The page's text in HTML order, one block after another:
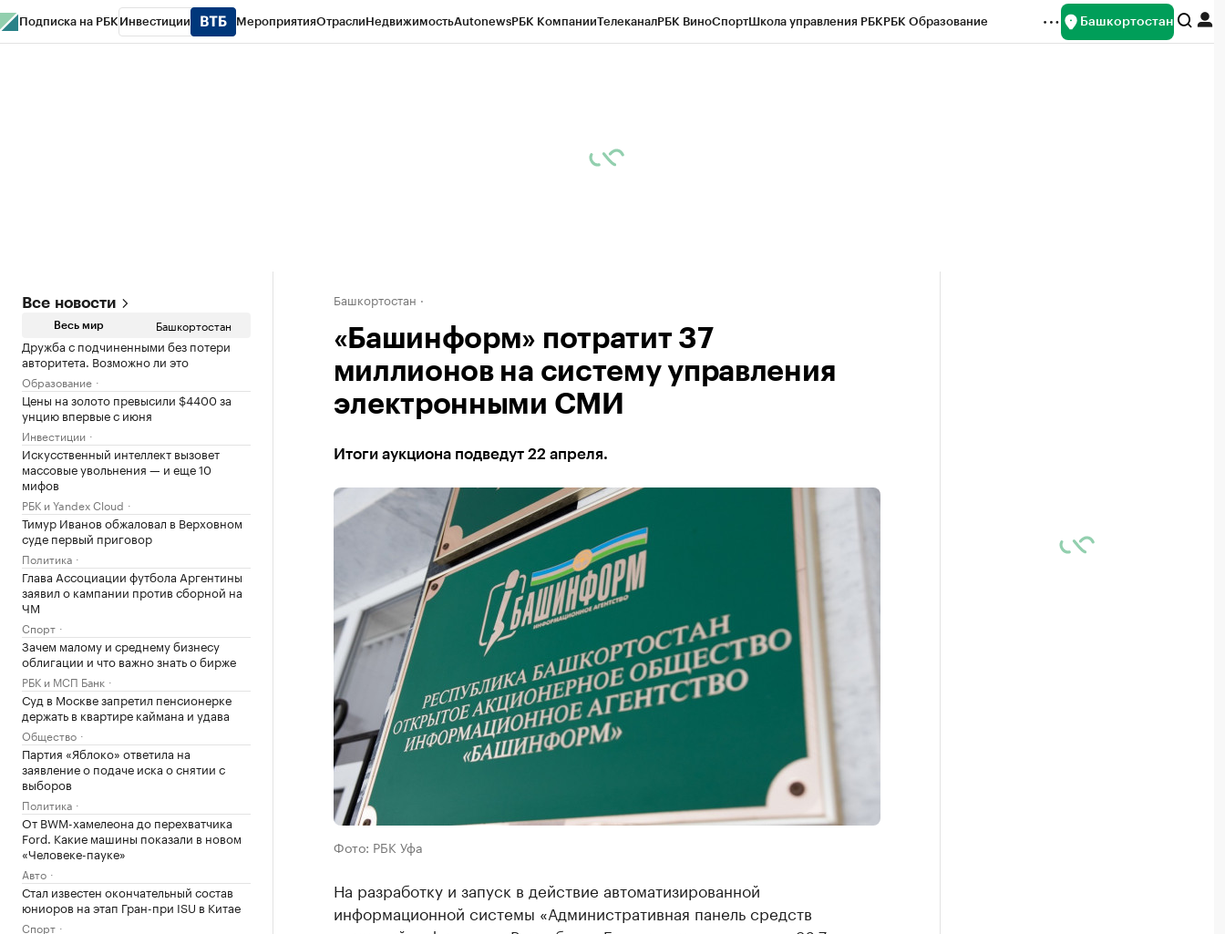
Подписка на РБК Инвестиции МероприятияОтраслиНедвижимостьAutonewsРБК КомпанииТелеканалРБК ВиноСпортШкола управления РБКРБК Образование Башкортостан
Все новости
Весь мир Башкортостан
Дружба с подчиненными без потери
авторитета. Возможно ли это
Образование
Цены на золото превысили $4400 за
унцию впервые с июня
Инвестиции
Искусственный интеллект вызовет
массовые увольнения — и еще 10
мифов
РБК и Yandex Cloud
Тимур Иванов обжаловал в Верховном
суде первый приговор
Политика
Глава Ассоциации футбола Аргентины
заявил о кампании против сборной на
ЧМ
Спорт
Зачем малому и среднему бизнесу
облигации и что важно знать о бирже
РБК и МСП Банк
Суд в Москве запретил пенсионерке
держать в квартире каймана и удава
Общество
Партия «Яблоко» ответила на
заявление о подаче иска о снятии с
выборов
Политика
От BWM-хамелеона до перехватчика
Ford. Какие машины показали в новом
«Человеке-пауке»
Авто
Стал известен окончательный состав
юниоров на этап Гран-при ISU в Китае
Спорт
Башкортостан
«Башинформ» потратит 37
миллионов на систему управления
электронными СМИ
Итоги аукциона подведут 22 апреля.
Фото: РБК Уфа
На разработку и запуск в действие автоматизированной
информационной системы «Административная панель средств